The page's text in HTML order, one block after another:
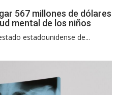
567 millones de dólares
mental de los niños
estadounidense de...